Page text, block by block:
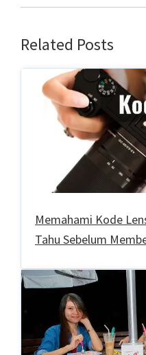
Related Posts
Memahami Kode
Tahu Sebelum